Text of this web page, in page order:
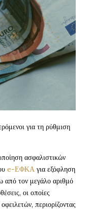
για τη ρύθμιση
ασφαλιστικών
e-ΕΦΚΑ για εξόφληση
από τον μεγάλο αριθμό
οι οποίες
περιορίζοντας